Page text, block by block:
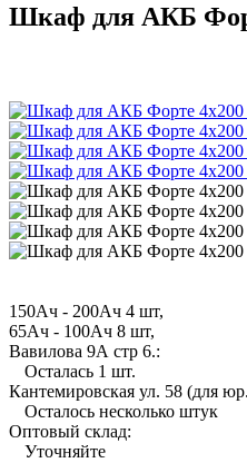
Шкаф для АКБ
150Ач - 200Ач 4 шт,
65Ач - 100Ач 8 шт,
Вавилова 9А стр 6.:
Осталась 1 шт.
Кантемировская ул. 58 (для
Осталось несколько штук
Оптовый склад:
Уточняйте